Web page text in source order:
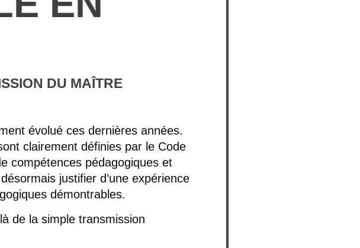
DU MAÎTRE
évolué ces dernières années.
clairement définies par le Code
compétences pédagogiques et
justifier d’une expérience
démontrables.
de la simple transmission